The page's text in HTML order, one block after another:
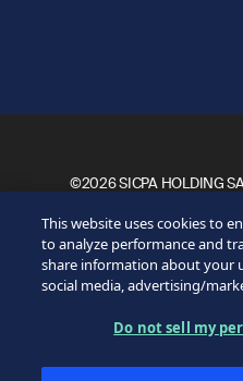
Footer
Bottom
©2026 SICPA HOLDING SA.
Aviso de Privacidade
Minhas preferências de
This website uses cookies to
to analyze performance and
share information about your
social media, advertising/
Do not sell my